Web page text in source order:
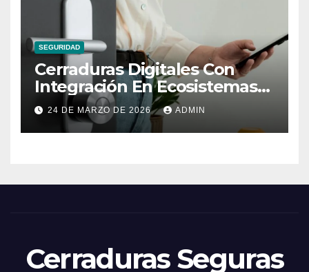
SEGURIDAD
Cerraduras Digitales Con
Integración En Ecosistemas
Domóticos
24 DE MARZO DE 2026 ADMIN
Cerraduras Seguras